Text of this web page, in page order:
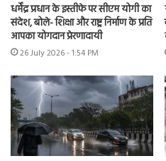
धर्मेंद्र प्रधान के इस्तीफे पर सीएम योगी का
संदेश, बोले- शिक्षा और राष्ट्र निर्माण के प्रति
आपका योगदान प्रेरणादायी
26 July 2026 - 1:54 PM